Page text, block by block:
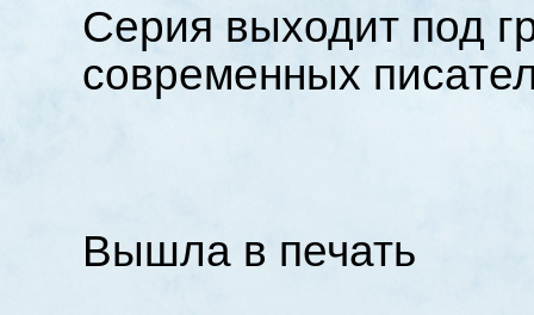
Серия выходит под
современных
Вышла в печать